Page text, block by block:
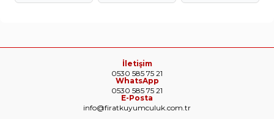
İletişim
0530 585 75 21
WhatsApp
0530 585 75 21
E-Posta
info@firatkuyumculuk.com.tr